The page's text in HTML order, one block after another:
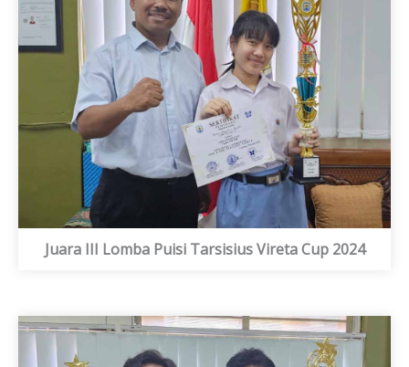
Juara III Lomba Puisi Tarsisius Vireta Cup 2024